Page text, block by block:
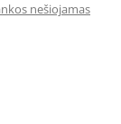
nešiojamas